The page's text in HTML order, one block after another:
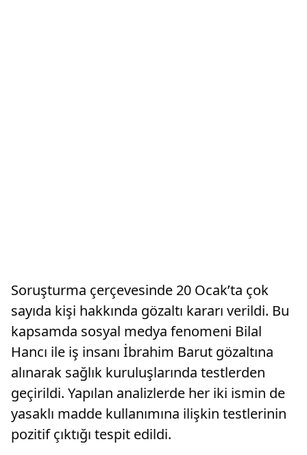
Soruşturma çerçevesinde 20 Ocak’ta çok
sayıda kişi hakkında gözaltı kararı verildi. Bu
kapsamda sosyal medya fenomeni Bilal
Hancı ile iş insanı İbrahim Barut gözaltına
alınarak sağlık kuruluşlarında testlerden
geçirildi. Yapılan analizlerde her iki ismin de
yasaklı madde kullanımına ilişkin testlerinin
pozitif çıktığı tespit edildi.